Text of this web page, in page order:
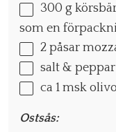
300 g
som en
2 påsar
salt & peppar
ca 1 msk
Ostsås: